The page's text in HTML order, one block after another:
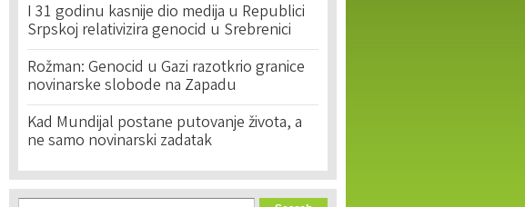
I 31 godinu kasnije dio medija u Republici
Srpskoj relativizira genocid u Srebrenici
Rožman: Genocid u Gazi razotkrio granice
novinarske slobode na Zapadu
Kad Mundijal postane putovanje života, a
ne samo novinarski zadatak